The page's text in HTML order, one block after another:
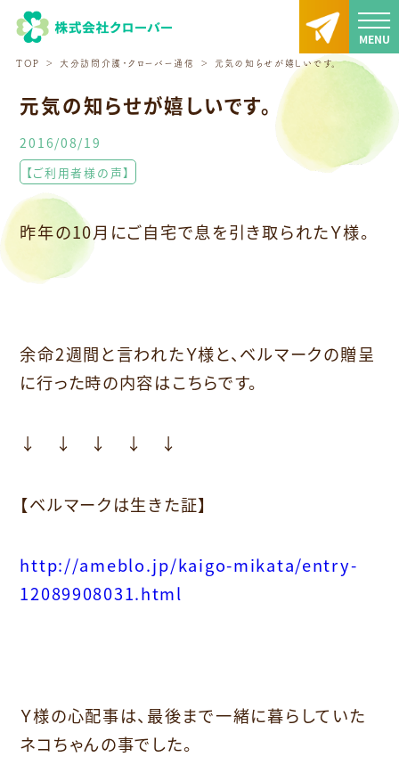
TOP 大分訪問介護・クローバー通信 元気の知らせが嬉しいです。
元気の知らせが嬉しいです。
2016/08/19
【ご利用者様の声】
昨年の10月にご自宅で息を引き取られたＹ様。
余命2週間と言われたＹ様と、ベルマークの贈呈
に行った時の内容はこちらです。
↓ ↓ ↓ ↓ ↓
【ベルマークは生きた証】
http://ameblo.jp/kaigo-mikata/entry-
12089908031.html
Ｙ様の心配事は、最後まで一緒に暮らしていた
ネコちゃんの事でした。